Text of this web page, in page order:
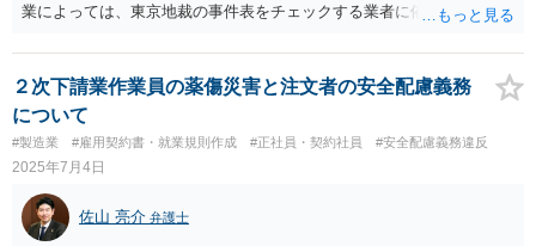
業によっては、東京地裁の事件表をチェックする業者に依頼をかけて
用内定取消の有効性は、取消事由が、「採用内定当時知らないこと、
知ることが出来ないことであって、留保解約権（誓約書等記載内容）
の趣旨に照らして、客観的合理的、社会通念上相当」か否かで判断さ
れます。本件が、これらに該当するかどうか、証拠に基づいて、子細
な分析と慎重な対応が必要です。 どうしても不安であれば、この手の
問題に精通した弁護士等に、ネットではなく直接相談されるのが良い
と思われます。良い解決になりますよう祈念しております。
２次下請業作業員の薬傷災害と注文者の安全配慮義務
について
#製造業 #雇用契約書・就業規則作成 #正社員・契約社員 #安全配慮義務違反
2025年7月4日
佐山 亮介 弁護士